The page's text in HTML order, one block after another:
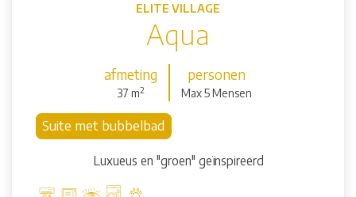
ELITE VILLAGE
Aqua
afmeting
37 m2
personen
Max 5 Mensen
Suite met bubbelbad
Luxueus en "groen" geïnspireerd